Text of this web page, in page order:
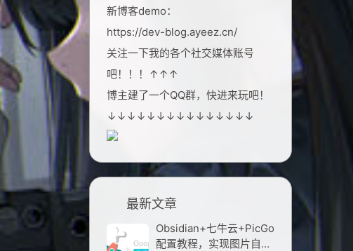
新博客demo：
https://dev-blog.ayeez.cn/
关注一下我的各个社交媒体账号
吧！！！↑↑↑
博主建了一个QQ群，快进来玩吧！
↓↓↓↓↓↓↓↓↓↓↓↓↓↓↓
最新文章
Obsidian+七牛云+PicGo
配置教程，实现图片自动